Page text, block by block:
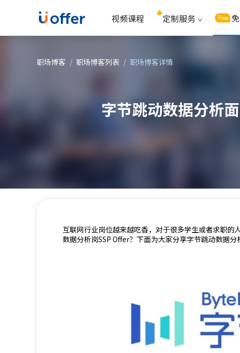
视频课程 定制服务
职场博客 / 职场博客列表 / 职场博客详情
字节跳动数据分析
互联网行业岗位越来越吃香，对于很多学生或者求职
数据分析岗SSP Offer？下面为大家分享字节跳动数据分